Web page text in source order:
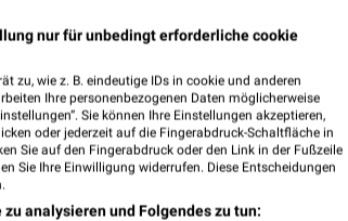
nur für unbedingt erforderliche cookie
zu, wie z. B. eindeutige IDs in cookie und anderen
Ihre personenbezogenen Daten möglicherweise
Sie können Ihre Einstellungen akzeptieren,
oder jederzeit auf die Fingerabdruck-Schaltfläche in
Sie auf den Fingerabdruck oder den Link in der Fußzeile
Sie Ihre Einwilligung widerrufen. Diese Entscheidungen
analysieren und Folgendes zu tun: